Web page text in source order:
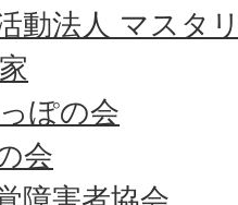
動法人 マスタ
ぽの会
会